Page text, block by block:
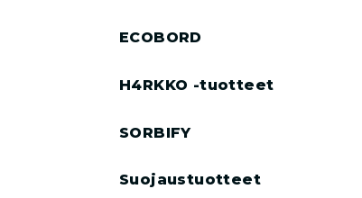
ECOBORD
H4RKKO -tuotteet
SORBIFY
Suojaustuotteet